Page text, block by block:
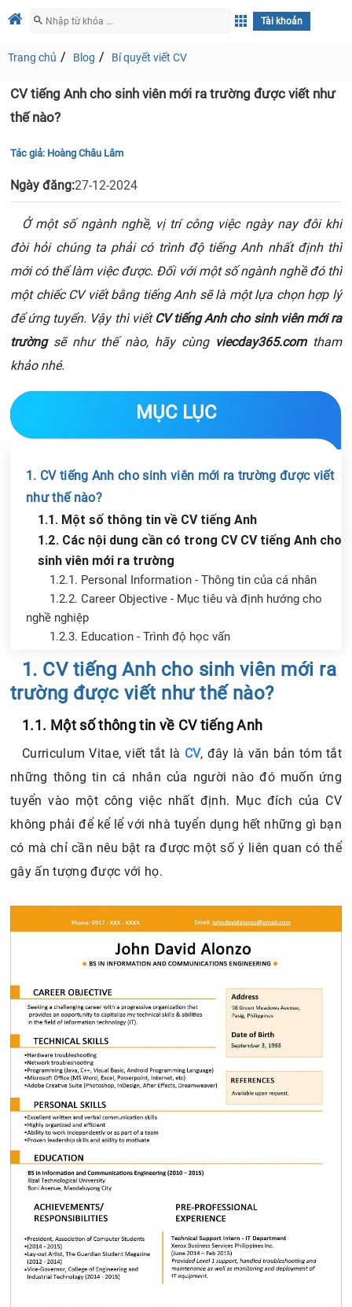
Tài khoản
Trang chủ Blog Bí quyết viết CV
CV tiếng Anh cho sinh viên mới ra trường được viết như
thế nào?
Tác giả: Hoàng Châu Lâm
Ngày đăng:27-12-2024
Ở một số ngành nghề, vị trí công việc ngày nay đôi khi
đòi hỏi chúng ta phải có trình độ tiếng Anh nhất định thì
mới có thể làm việc được. Đối với một số ngành nghề đó thì
một chiếc CV viết bằng tiếng Anh sẽ là một lựa chọn hợp lý
để ứng tuyển. Vậy thì viết CV tiếng Anh cho sinh viên mới ra
trườngsẽ như thế nào, hãy cùng viecday365.comtham
khảo nhé.
MỤC LỤC
1. CV tiếng Anh cho sinh viên mới ra trường được viết
như thế nào?
1.1. Một số thông tin về CV tiếng Anh
1.2. Các nội dung cần có trong CV CV tiếng Anh cho
sinh viên mới ra trường
1.2.1. Personal Information - Thông tin của cá nhân
1.2.2. Career Objective - Mục tiêu và định hướng cho
nghề nghiệp
1.2.3. Education - Trình độ học vấn
1.2.5. Skills - Kỹ năng
1.2.6. Other items
2.1. Các trình bày
2.2. Nội dung hợp lý
Chia sẻ tin với bạn bè
1. CV tiếng Anh cho sinh viên mới ra
trường được viết như thế nào?
1.1. Một số thông tin về CV tiếng Anh
Curriculum Vitae, viết tắt là CV, đây là văn bản tóm tắt
những thông tin cá nhân của người nào đó muốn ứng
tuyển vào một công việc nhất định. Mục đích của CV
không phải để kể lể với nhà tuyển dụng hết những gì bạn
có mà chỉ cần nêu bật ra được một số ý liên quan có thể
gây ấn tượng được với họ.